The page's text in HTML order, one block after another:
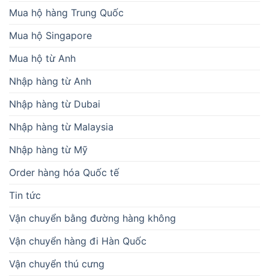
Mua hộ hàng Trung Quốc
Mua hộ Singapore
Mua hộ từ Anh
Nhập hàng từ Anh
Nhập hàng từ Dubai
Nhập hàng từ Malaysia
Nhập hàng từ Mỹ
Order hàng hóa Quốc tế
Tin tức
Vận chuyển bằng đường hàng không
Vận chuyển hàng đi Hàn Quốc
Vận chuyển thú cưng